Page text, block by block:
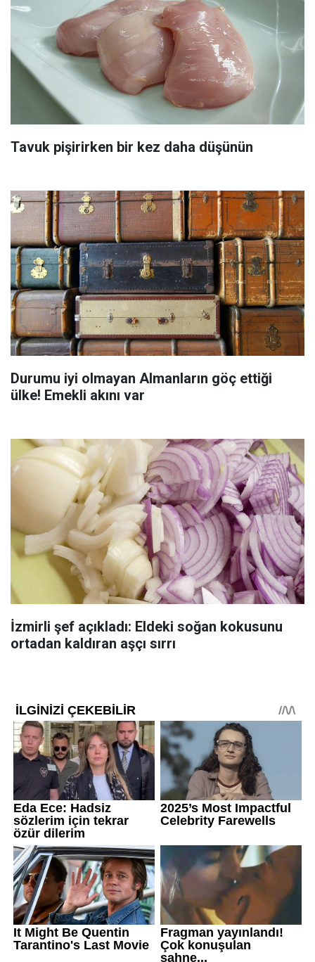
Tavuk pişirirken bir kez daha düşünün
Durumu iyi olmayan Almanların göç ettiği
ülke! Emekli akını var
İzmirli şef açıkladı: Eldeki soğan kokusunu
ortadan kaldıran aşçı sırrı